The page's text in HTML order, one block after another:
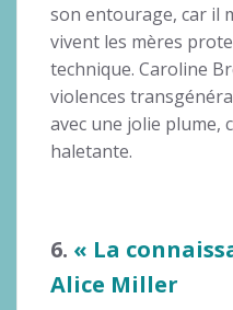
son entourage, car il
vivent les mères
technique. Caroline
violences
avec une jolie plume,
haletante.
6. « La
Alice Miller